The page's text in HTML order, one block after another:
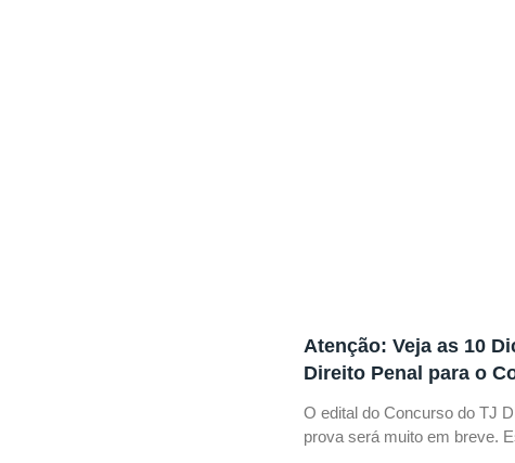
Atenção: Veja as 10
Direito Penal para o
O edital do Concurso do TJ
prova será muito em breve.